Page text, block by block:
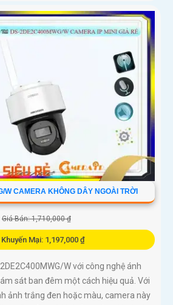
W CAMERA KHÔNG DÂY NGOÀI TRỜI
Giá Bán: 1,710,000 ₫
Khuyến Mại: 1,197,000 ₫
W với công nghệ ánh
sát ban đêm một cách hiệu quả. Với
ảnh trắng đen hoặc màu, camera này